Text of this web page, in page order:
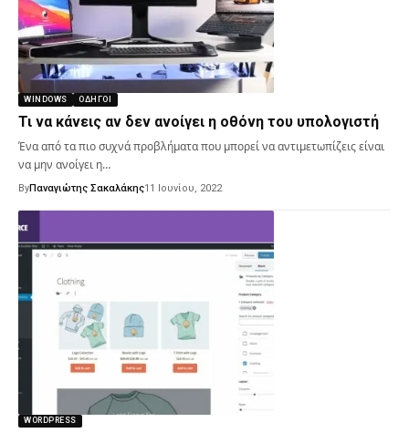
WINDOWS ΟΔΗΓΟΊ
Τι να κάνεις αν δεν ανοίγει η οθόνη του υπολογιστή
Ένα από τα πιο συχνά προβλήματα που μπορεί να αντιμετωπίζεις είναι
να μην ανοίγει η…
ByΠαναγιώτης Σακαλάκης11 Ιουνίου, 2022
WORDPRESS